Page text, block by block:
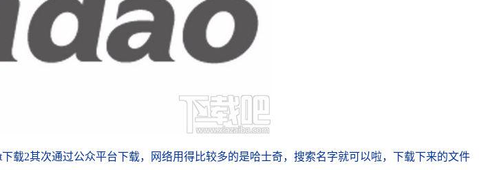
载2其次通过公众平台下载，网络用得比较多的是哈士奇，搜索名字就可以啦，下载下来的文件